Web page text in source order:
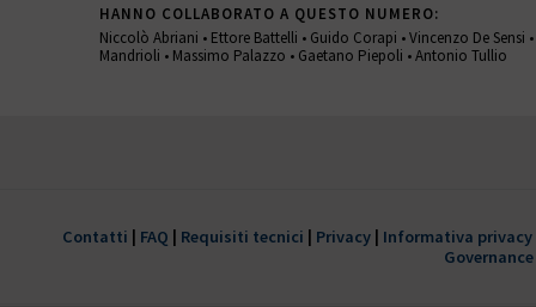
HANNO COLLABORATO A QUESTO NUMERO:
Niccolò Abriani • Ettore Battelli • Guido Corapi • Vincenzo De Sensi
Mandrioli • Massimo Palazzo • Gaetano Piepoli • Antonio Tullio
trimestrale Giustizia civile
Contatti | FAQ | Requisiti tecnici | Privacy | Informativa
Governance